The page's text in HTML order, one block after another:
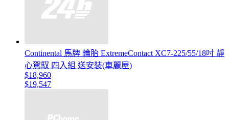
Continental 馬牌 輪胎 ExtremeContact XC7-225/55/18吋 靜
心駕馭 四入組 送安裝(車麗屋)
$18,960
$19,547